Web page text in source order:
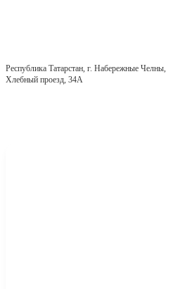
Республика Татарстан, г. Набережные Челны,
Хлебный проезд, 34А